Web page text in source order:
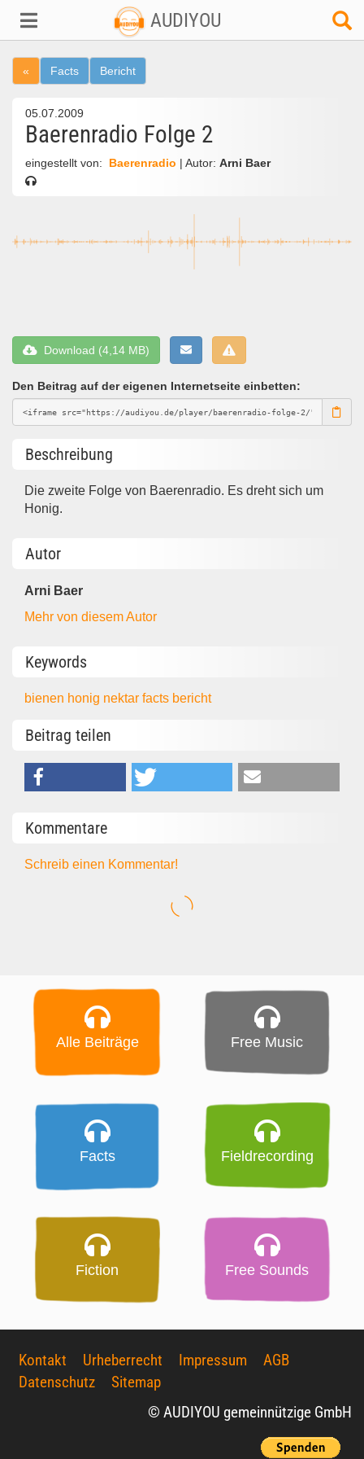
AUDIYOU
« Facts Bericht
05.07.2009
Baerenradio Folge 2
eingestellt von: Baerenradio | Autor: Arni Baer
Download (4,14 MB)
Den Beitrag auf der eigenen Internetseite einbetten:
Beschreibung
Die zweite Folge von Baerenradio. Es dreht sich um
Honig.
Autor
Arni Baer
Mehr von diesem Autor
Keywords
bienen honig nektarfacts bericht
Beitrag teilen
Kommentare
Schreib einen Kommentar!
Alle Beiträge Free Music
Facts Fieldrecording
Fiction Free Sounds
Kontakt Urheberrecht Impressum
AGB
Datenschutz
Sitemap
© AUDIYOU gemeinnützige GmbH